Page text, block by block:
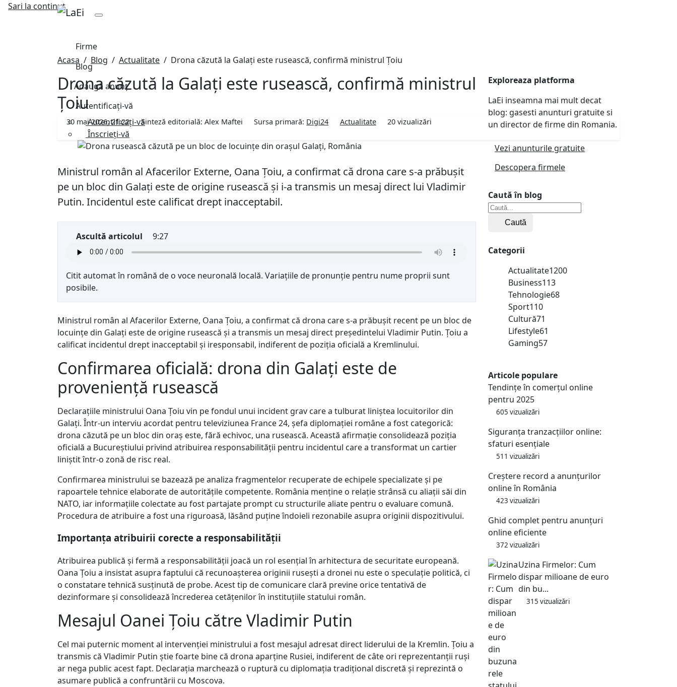
Sari la continut
Firme
Blog
Adaugă anunț
Autentificați-vă
Autentificați-vă
Înscrieți-vă
Acasa Blog Actualitate Drona căzută la Galați este rusească, confirmă ministrul Țoiu
Drona căzută la Galați este rusească, confirmă ministrul
Țoiu
30 mai 2026, 21:22 Sinteză editorială: Alex Maftei Sursa primară: Digi24 Actualitate 20vizualizări
Ministrul român al Afacerilor Externe, Oana Țoiu, a confirmat că drona care s-a prăbușit
pe un bloc din Galați este de origine rusească și i-a transmis un mesaj direct lui Vladimir
Putin. Incidentul este calificat drept inacceptabil.
Ascultă articolul 9:27
Citit automat în română de o voce neuronală locală. Variațiile de pronunție pentru nume proprii sunt
posibile.
Ministrul român al Afacerilor Externe, Oana Țoiu, a confirmat că drona care s-a prăbușit recent pe un bloc de
locuințe din Galați este de origine rusească și a transmis un mesaj direct președintelui Vladimir Putin. Țoiu a
calificat incidentul drept inacceptabil și iresponsabil, indiferent de poziția oficială a Kremlinului.
Confirmarea oficială: drona din Galați este de
proveniență rusească
Declarațiile ministrului Oana Țoiu vin pe fondul unui incident grav care a tulburat liniștea locuitorilor din
Galați. Într-un interviu acordat pentru televiziunea France 24, șefa diplomației române a fost categorică:
drona căzută pe un bloc din oraș este, fără echivoc, una rusească. Această afirmație consolidează poziția
oficială a Bucureștiului privind atribuirea responsabilității pentru incidentul care a transformat un cartier
liniștit într-o zonă de risc real.
Confirmarea ministrului se bazează pe analiza fragmentelor recuperate de echipele specializate și pe
rapoartele tehnice elaborate de autoritățile competente. România menține o relație strânsă cu aliații săi din
NATO, iar informațiile colectate au fost partajate prompt cu structurile aliate pentru o evaluare comună.
Procedura de atribuire a fost una riguroasă, lăsând puține îndoieli rezonabile asupra originii dispozitivului.
Importanța atribuirii corecte a responsabilității
Atribuirea publică și fermă a responsabilității joacă un rol esențial în arhitectura de securitate europeană.
Oana Țoiu a insistat asupra faptului că recunoașterea originii rusești a dronei nu este o speculație politică, ci
o constatare tehnică susținută de probe. Acest tip de comunicare clară previne orice tentativă de
dezinformare și consolidează încrederea cetățenilor în instituțiile statului român.
Mesajul Oanei Țoiu către Vladimir Putin
Cel mai puternic moment al intervenției ministrului a fost mesajul adresat direct liderului de la Kremlin. Țoiu a
transmis că Vladimir Putin știe foarte bine că drona aparține Rusiei, indiferent de câte ori reprezentanții ruși
ar nega public acest fapt. Declarația marchează o ruptură cu diplomația tradițional discretă și reprezintă o
asumare publică a confruntării cu Moscova.
Exploreaza platforma
LaEi inseamna mai mult decat
blog: gasesti anunturi gratuite si
un director de firme din Romania.
Vezi anunturile gratuite
Descopera firmele
Caută în blog
Caută
Categorii
Actualitate1200
Business113
Tehnologie68
Sport110
Cultură71
Lifestyle61
Gaming57
Articole populare
Tendințe în comerțul online
pentru 2025
605 vizualizări
Siguranța tranzacțiilor online:
sfaturi esențiale
511 vizualizări
Creștere record a anunțurilor
online în România
423 vizualizări
Ghid complet pentru anunțuri
online eficiente
372 vizualizări
Uzina Firmelor: Cum
dispar milioane de euro
din bu...
315 vizualizări